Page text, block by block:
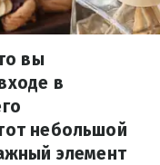
вы
в
небольшой
элемент